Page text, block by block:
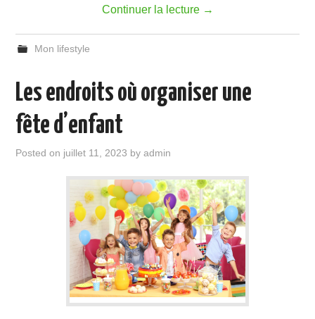
Continuer la lecture →
Mon lifestyle
Les endroits où organiser une
fête d’enfant
Posted on juillet 11, 2023 byadmin